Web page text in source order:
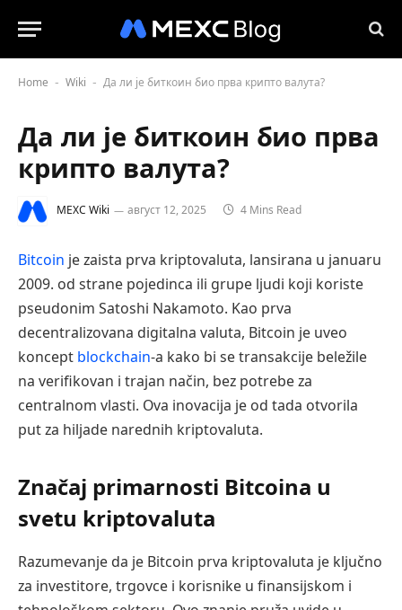
Home - Wiki - Да ли је биткоин био прва крипто валута?
Да ли је биткоин био прва
крипто валута?
MEXC Wiki август 12, 2025 4 Mins Read
Bitcoin je zaista prva kriptovaluta, lansirana u januaru
2009. od strane pojedinca ili grupe ljudi koji koriste
pseudonim Satoshi Nakamoto. Kao prva
decentralizovana digitalna valuta, Bitcoin je uveo
koncept blockchain-a kako bi se transakcije beležile
na verifikovan i trajan način, bez potrebe za
centralnom vlasti. Ova inovacija je od tada otvorila
put za hiljade narednih kriptovaluta.
Značaj primarnosti Bitcoina u
svetu kriptovaluta
Razumevanje da je Bitcoin prva kriptovaluta je ključno
za investitore, trgovce i korisnike u finansijskom i